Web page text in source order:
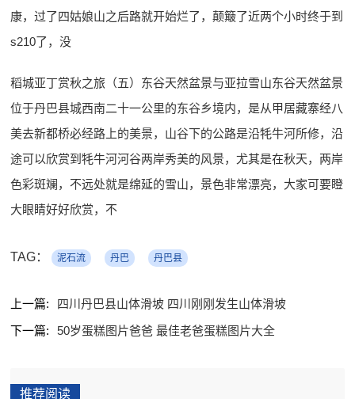
康，过了四姑娘山之后路就开始烂了，颠簸了近两个小时终于到
s210了，没
稻城亚丁赏秋之旅（五）东谷天然盆景与亚拉雪山东谷天然盆景
位于丹巴县城西南二十一公里的东谷乡境内，是从甲居藏寨经八
美去新都桥必经路上的美景，山谷下的公路是沿牦牛河所修，沿
途可以欣赏到牦牛河河谷两岸秀美的风景，尤其是在秋天，两岸
色彩斑斓，不远处就是绵延的雪山，景色非常漂亮，大家可要瞪
大眼睛好好欣赏，不
TAG： 泥石流 丹巴 丹巴县
上一篇:
四川丹巴县山体滑坡 四川刚刚发生山体滑坡
下一篇:
50岁蛋糕图片爸爸 最佳老爸蛋糕图片大全
推荐阅读